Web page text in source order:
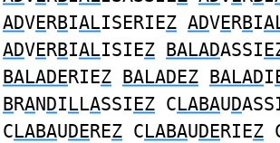
ADVERBIALISERIEZ ADVERBI
ADVERBIALISIEZ BALADASSI
BALADERIEZ BALADEZ BALADI
BRANDILLASSIEZ CLABAUD
CLABAUDEREZ CLABAUDERIEZ